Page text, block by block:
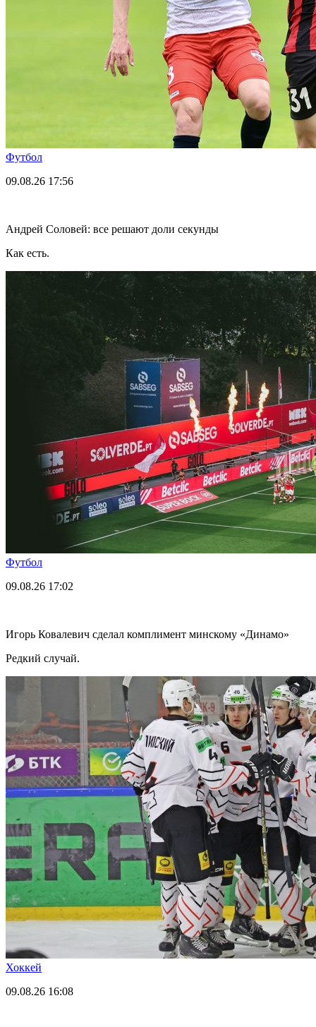
Футбол
09.08.26 17:56
Андрей Соловей: все решают доли секунды
Как есть.
Футбол
09.08.26 17:02
Игорь Ковалевич сделал комплимент минскому «Динамо»
Редкий случай.
Хоккей
09.08.26 16:08